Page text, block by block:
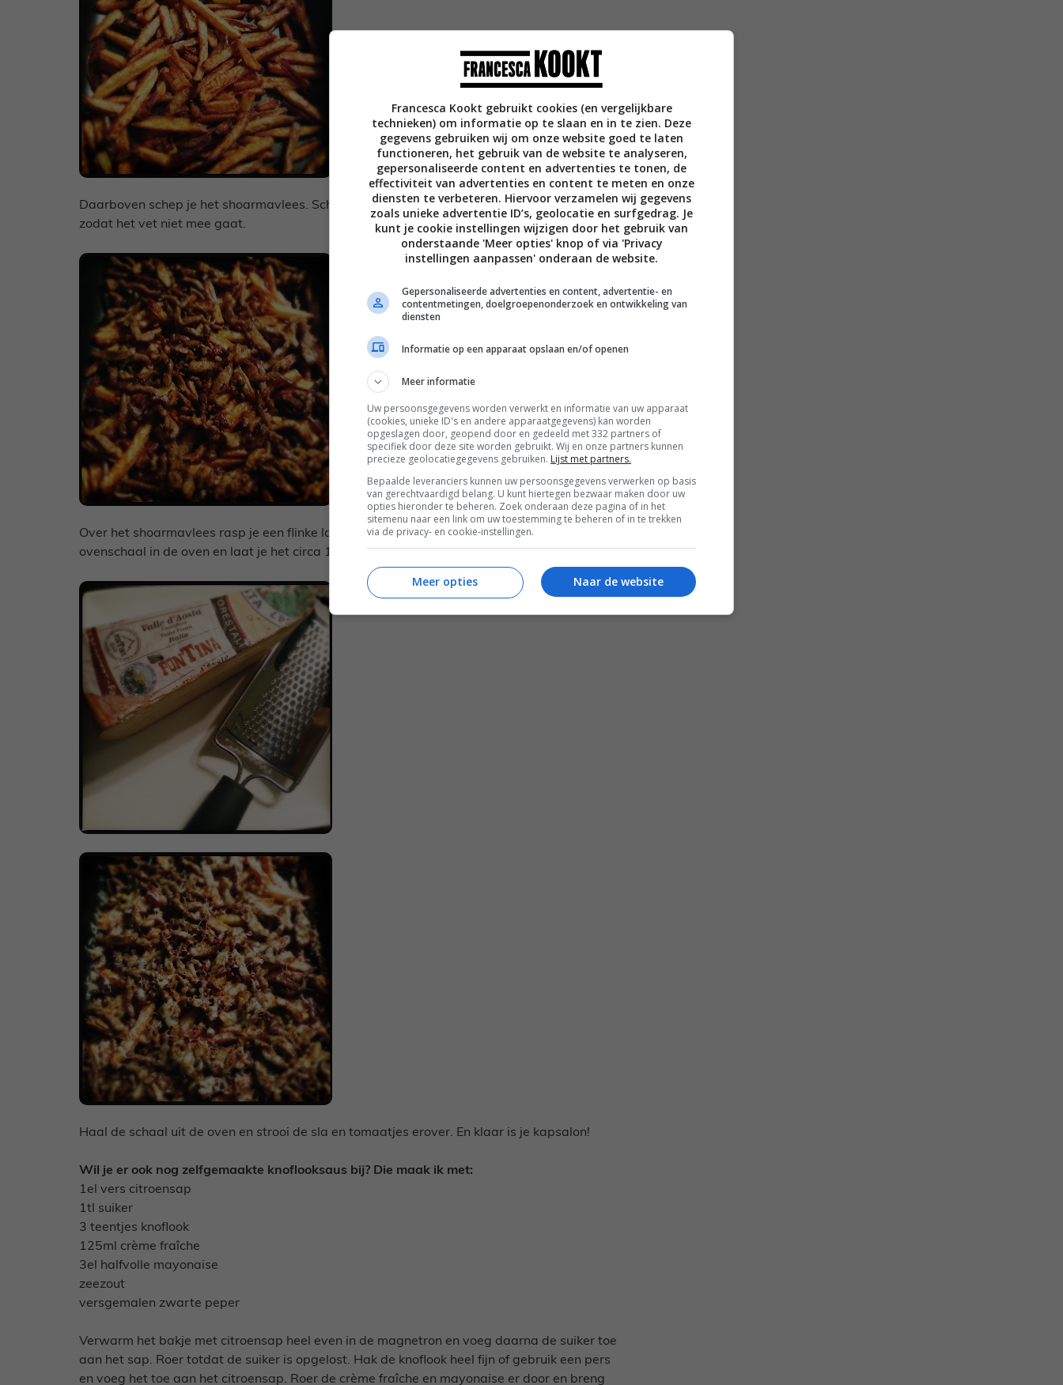
Daarboven schep je het shoarmavlees. Schep het vlees uit de pan met een schuimspaan
zodat het vet niet mee gaat.
Over het shoarmavlees rasp je een flinke laag Fontina kaas. Daarna schuif je de
ovenschaal in de oven en laat je het circa 10min bakken zodat de kaas goed gesmolten is.
Haal de schaal uit de oven en strooi de sla en tomaatjes erover. En klaar is je kapsalon!
Wil je er ook nog zelfgemaakte knoflooksaus bij? Die maak ik met:
1el vers citroensap
1tl suiker
3 teentjes knoflook
125ml crème fraîche
3el halfvolle mayonaise
zeezout
versgemalen zwarte peper
Verwarm het bakje met citroensap heel even in de magnetron en voeg daarna de suiker toe
aan het sap. Roer totdat de suiker is opgelost. Hak de knoflook heel fijn of gebruik een pers
en voeg het toe aan het citroensap. Roer de crème fraîche en mayonaise er door en breng
Francesca Kookt gebruikt cookies (en vergelijkbare
technieken) om informatie op te slaan en in te zien. Deze
gegevens gebruiken wij om onze website goed te laten
functioneren, het gebruik van de website te analyseren,
gepersonaliseerde content en advertenties te tonen, de
effectiviteit van advertenties en content te meten en onze
diensten te verbeteren. Hiervoor verzamelen wij gegevens
zoals unieke advertentie ID’s, geolocatie en surfgedrag. Je
kunt je cookie instellingen wijzigen door het gebruik van
onderstaande 'Meer opties' knop of via 'Privacy
instellingen aanpassen' onderaan de website.
Gepersonaliseerde advertenties en content, advertentie- en
contentmetingen, doelgroepenonderzoek en ontwikkeling van
diensten
Informatie op een apparaat opslaan en/of openen
Meer informatie
Uw persoonsgegevens worden verwerkt en informatie van uw apparaat
(cookies, unieke ID's en andere apparaatgegevens) kan worden
opgeslagen door, geopend door en gedeeld met 332 partners of
specifiek door deze site worden gebruikt. Wij en onze partners kunnen
precieze geolocatiegegevens gebruiken. Lijst met partners.
Bepaalde leveranciers kunnen uw persoonsgegevens verwerken op basis
van gerechtvaardigd belang. U kunt hiertegen bezwaar maken door uw
opties hieronder te beheren. Zoek onderaan deze pagina of in het
sitemenu naar een link om uw toestemming te beheren of in te trekken
via de privacy- en cookie-instellingen.
Naar de website
Meer opties